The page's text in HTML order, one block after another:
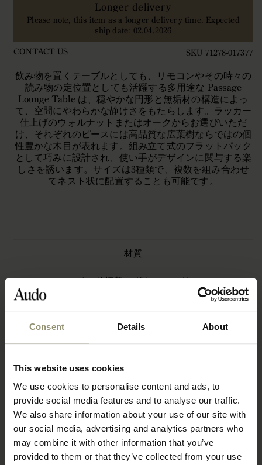
Consent Details About
This website uses cookies
We use cookies to personalise content and ads, to
provide social media features and to analyse our traffic.
We also share information about your use of our site with
our social media, advertising and analytics partners who
may combine it with other information that you’ve
provided to them or that they’ve collected from your use
飲み物を置くテーブルとしても、リモコンやその時々の
読み物の定位置としても活躍する多用途な Passage
Lounge Table は、穏やかな円形と無垢材の構造によっ
て、空間にやわらかな静けさをもたらします。ラッカー
仕上げのウォルナットまたはオークからお選びいただ
け、それぞれのピースには高品質な広葉樹ならではの個
性豊かな木目が表れます。組み立て式のフラットパック
として巧みに設計され、使い手がデザインに関与する楽
しさを誘います。サイズは3種類で、複数を組み合わせ
てネスト状に配置することも可能です。
Longer delivery
Please note, this item as a longer delivery time. Expected
ship date: 02.04.2026
CONTACT US
SKU 71278-017377
材質
その他情報・ダウンロード